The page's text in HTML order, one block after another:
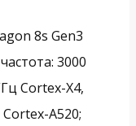
8s Gen3
частота: 3000
Cortex-X4,
A520;